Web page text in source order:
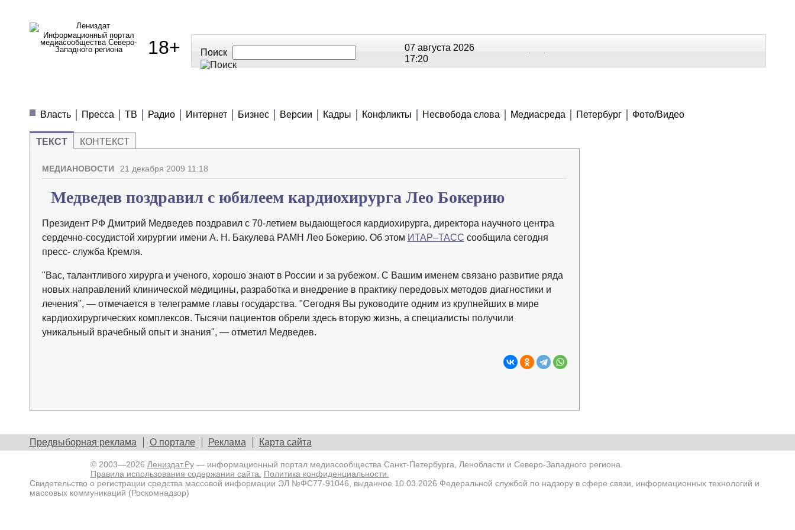
Информационный портал
медиасообщества Северо-
Западного региона
18+ Поиск
07 августа 2026
17:20
Власть
Пресса ТВ Радио Интернет Бизнес Версии Кадры Конфликты Несвобода слова Медиасреда Петербург Фото/Видео
ТЕКСТ КОНТЕКСТ
МЕДИАНОВОСТИ 21 декабря 2009 11:18
Медведев поздравил с юбилеем кардиохирурга Лео Бокерию
Президент РФ Дмитрий Медведев поздравил с 70-летием выдающегося кардиохирурга, директора научного центра
сердечно-сосудистой хирургии имени А. Н. Бакулева РАМН Лео Бокерию. Об этом ИТАР–ТАСС сообщила сегодня
пресс- служба Кремля.
"Вас, талантливого хирурга и ученого, хорошо знают в России и за рубежом. С Вашим именем связано развитие ряда
новых направлений клинической медицины, разработка и внедрение в практику передовых методов диагностики и
лечения", — отмечается в телеграмме главы государства. "Сегодня Вы руководите одним из крупнейших в мире
кардиохирургических комплексов. Тысячи пациентов обрели здесь вторую жизнь, а специалисты получили
уникальный врачебный опыт и знания", — отметил Медведев.
Предвыборная реклама О портале Реклама Карта сайта
© 2003—2026 Лениздат.Ру— информационный портал медиасообщества Санкт-Петербурга, Ленобласти и Северо-Западного региона.
Правила использования содержания сайта.
Политика конфиденциальности.
Свидетельство о регистрации средства массовой информации ЭЛ №ФС77-91046, выданное 10.03.2026 Федеральной службой по надзору в сфере связи, информационных технологий и
массовых коммуникаций (Роскомнадзор)